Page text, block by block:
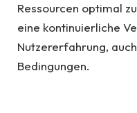
Ressourcen optimal
eine kontinuierliche
Nutzererfahrung,
Bedingungen.